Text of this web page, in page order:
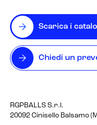
Scarica i
Chiedi un
RGPBALLS S.r.l.
20092 Cinisello Balsamo